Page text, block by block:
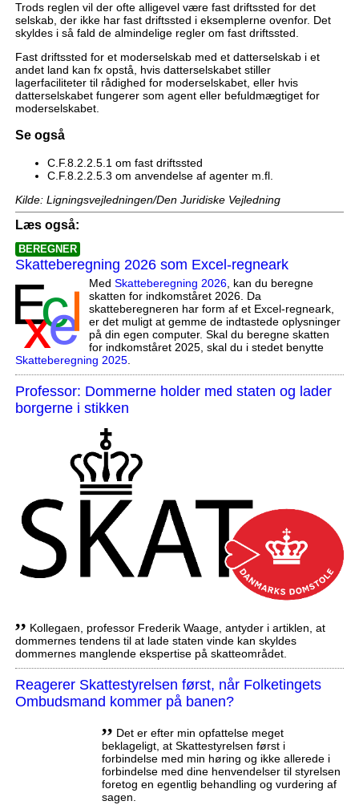
Trods reglen vil der ofte alligevel være fast driftssted for det
selskab, der ikke har fast driftssted i eksemplerne ovenfor. Det
skyldes i så fald de almindelige regler om fast driftssted.
Fast driftssted for et moderselskab med et datterselskab i et
andet land kan fx opstå, hvis datterselskabet stiller
lagerfaciliteter til rådighed for moderselskabet, eller hvis
datterselskabet fungerer som agent eller befuldmægtiget for
moderselskabet.
Se også
C.F.8.2.2.5.1 om fast driftssted
C.F.8.2.2.5.3 om anvendelse af agenter m.fl.
Kilde: Ligningsvejledningen/Den Juridiske Vejledning
Læs også:
BEREGNER
Skatteberegning 2026 som Excel-regneark
Med Skatteberegning 2026, kan du beregne
skatten for indkomståret 2026. Da
skatteberegneren har form af et Excel-regneark,
er det muligt at gemme de indtastede oplysninger
på din egen computer. Skal du beregne skatten
for indkomståret 2025, skal du i stedet benytte
Skatteberegning 2025.
Professor: Dommerne holder med staten og lader
borgerne i stikken
,, Kollegaen, professor Frederik Waage, antyder i artiklen, at
dommernes tendens til at lade staten vinde kan skyldes
dommernes manglende ekspertise på skatteområdet.
Reagerer Skattestyrelsen først, når Folketingets
Ombudsmand kommer på banen?
,, Det er efter min opfattelse meget
beklageligt, at Skattestyrelsen først i
forbindelse med min høring og ikke allerede i
forbindelse med dine henvendelser til styrelsen
foretog en egentlig behandling og vurdering af
sagen.